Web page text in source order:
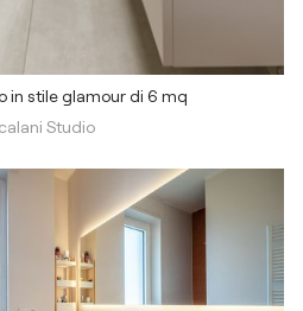
in stile glamour di 6 mq
Studio